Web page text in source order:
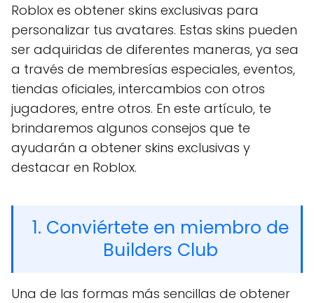
Roblox es obtener skins exclusivas para
personalizar tus avatares. Estas skins pueden
ser adquiridas de diferentes maneras, ya sea
a través de membresías especiales, eventos,
tiendas oficiales, intercambios con otros
jugadores, entre otros. En este artículo, te
brindaremos algunos consejos que te
ayudarán a obtener skins exclusivas y
destacar en Roblox.
1. Conviértete en miembro de
Builders Club
Una de las formas más sencillas de obtener